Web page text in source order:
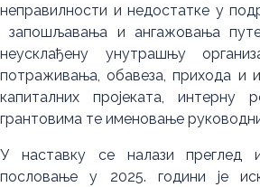
неправилности и недостатке у
запошљавања и ангажовања
неусклађену унутрашњу
потраживања, обавеза, прихода и
капиталних пројеката, интерну
грантовима те именовање
У наставку се налази преглед
пословање у 2025. години је